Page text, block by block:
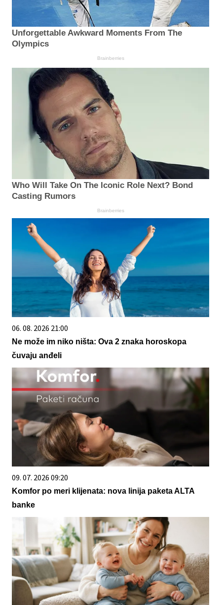
Unforgettable Awkward Moments From The
Olympics
Brainberries
Who Will Take On The Iconic Role Next? Bond
Casting Rumors
Brainberries
06. 08. 2026 21:00
Ne može im niko ništa: Ova 2 znaka horoskopa
čuvaju anđeli
09. 07. 2026 09:20
Komfor po meri klijenata: nova linija paketa ALTA
banke